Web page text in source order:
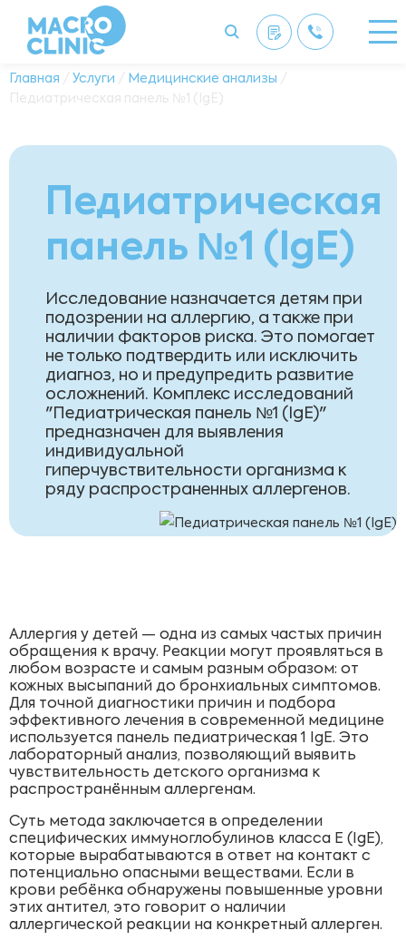
Главная / Услуги / Медицинские анализы /
Педиатрическая панель №1 (IgE)
Педиатрическая
панель №1 (IgE)
Исследование назначается детям при
подозрении на аллергию, а также при
наличии факторов риска. Это помогает
не только подтвердить или исключить
диагноз, но и предупредить развитие
осложнений. Комплекс исследований
"Педиатрическая панель №1 (IgE)"
предназначен для выявления
индивидуальной
гиперчувствительности организма к
ряду распространенных аллергенов.
Аллергия у детей — одна из самых частых причин
обращения к врачу. Реакции могут проявляться в
любом возрасте и самым разным образом: от
кожных высыпаний до бронхиальных симптомов.
Для точной диагностики причин и подбора
эффективного лечения в современной медицине
используется панель педиатрическая 1 IgE. Это
лабораторный анализ, позволяющий выявить
чувствительность детского организма к
распространённым аллергенам.
Суть метода заключается в определении
специфических иммуноглобулинов класса E (IgE),
которые вырабатываются в ответ на контакт с
потенциально опасными веществами. Если в
крови ребёнка обнаружены повышенные уровни
этих антител, это говорит о наличии
аллергической реакции на конкретный аллерген.